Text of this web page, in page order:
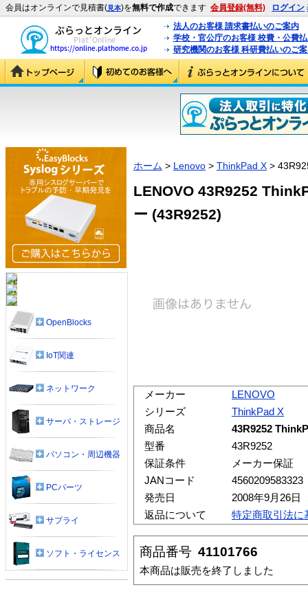
会員はオンラインで見積書(見本)を無料で作成できます 会員登録(無料) ログイン
法人のお客様 請求書払いのご案内
学校・官公庁のお客様 校費・公費
研究機関のお客様 科研費払いのご
ホーム > Lenovo > ThinkPad X >
LENOVO 43R9252
ー (43R9252)
メーカー
LENOVO
シリーズ
ThinkPad X
商品名
43R9252
型番
43R9252
保証条件
メーカー保証
JANコード
4560209583323
発売日
2008年9月26日
返品について
特定商取引法に
商品番号 41101766
本商品は販売を終了しました
OpenBlocks
IoT関連
ネットワーク
サーバ・ストレージ
パソコン・周辺機器
PCパーツ
サプライ
ソフト・ライセンス